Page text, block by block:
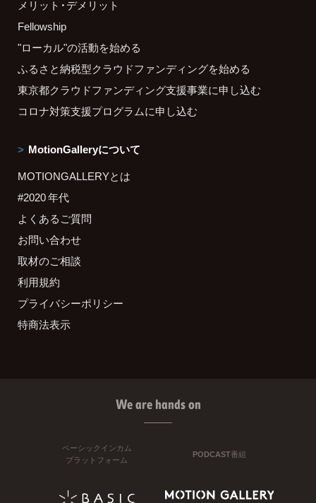
メリット・デメリット
Fellowship
"ローカル"の活動を始める
ふるさと納税型クラウドファンディングを始める
東京都クラウドファンディング支援事業に申し込む
コロナ対策支援プログラムに申し込む
MotionGalleryについて
MOTIONGALLERYとは
#2020 年代
よくあるご質問
お問い合わせ
取材のご相談
利用規約
プライバシーポリシー
特商法表示
We are hands on
ベーシックインカム
プラットフォーム
PODCAST番組